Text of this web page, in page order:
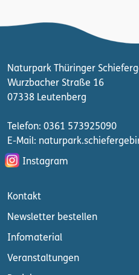
Naturpark Thüringer
Wurzbacher Straße 16
07338 Leutenberg
Telefon: 0361 573925090
E-Mail:
Instagram
Kontakt
Newsletter bestellen
Infomaterial
Veranstaltungen